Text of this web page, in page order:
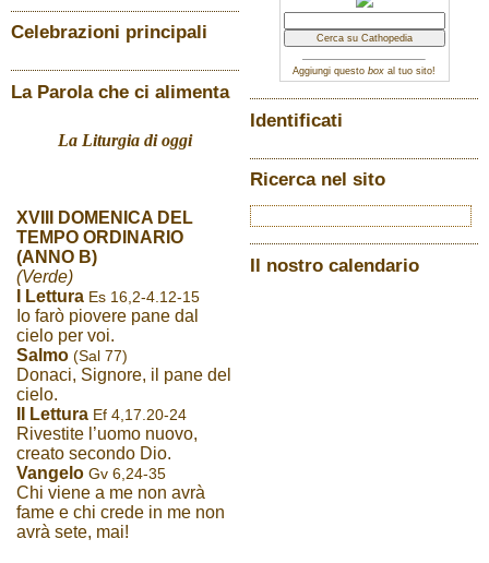
Celebrazioni principali
La Parola che ci alimenta
La Liturgia di oggi
XVIII DOMENICA DEL
TEMPO ORDINARIO
(ANNO B)
(Verde)
I Lettura Es 16,2-4.12-15
Io farò piovere pane dal
cielo per voi.
Salmo (Sal 77)
Donaci, Signore, il pane del
cielo.
II Lettura Ef 4,17.20-24
Rivestite l’uomo nuovo,
creato secondo Dio.
Vangelo Gv 6,24-35
Chi viene a me non avrà
fame e chi crede in me non
avrà sete, mai!
Aggiungi questo box al tuo sito!
Identificati
Ricerca nel sito
Il nostro calendario